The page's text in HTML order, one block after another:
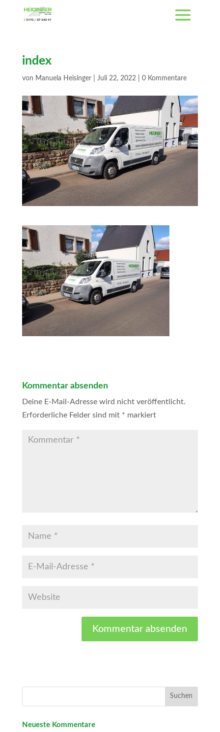
index
von Manuela Heisinger| Juli 22, 2022| 0 Kommentare
Kommentar absenden
Deine E-Mail-Adresse wird nicht veröffentlicht.
Erforderliche Felder sind mit * markiert
Neueste Kommentare